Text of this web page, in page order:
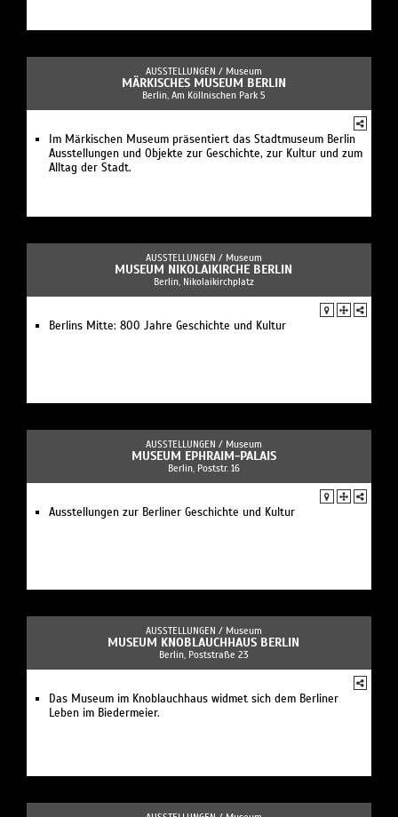
AUSSTELLUNGEN / Museum
MÄRKISCHES MUSEUM BERLIN
Berlin, Am Köllnischen Park 5
Im Märkischen Museum präsentiert das Stadtmuseum Berlin
Ausstellungen und Objekte zur Geschichte, zur Kultur und zum
Alltag der Stadt.
AUSSTELLUNGEN / Museum
MUSEUM NIKOLAIKIRCHE BERLIN
Berlin, Nikolaikirchplatz
Berlins Mitte: 800 Jahre Geschichte und Kultur
AUSSTELLUNGEN / Museum
MUSEUM EPHRAIM-PALAIS
Berlin, Poststr. 16
Ausstellungen zur Berliner Geschichte und Kultur
AUSSTELLUNGEN / Museum
MUSEUM KNOBLAUCHHAUS BERLIN
Berlin, Poststraße 23
Das Museum im Knoblauchhaus widmet sich dem Berliner
Leben im Biedermeier.